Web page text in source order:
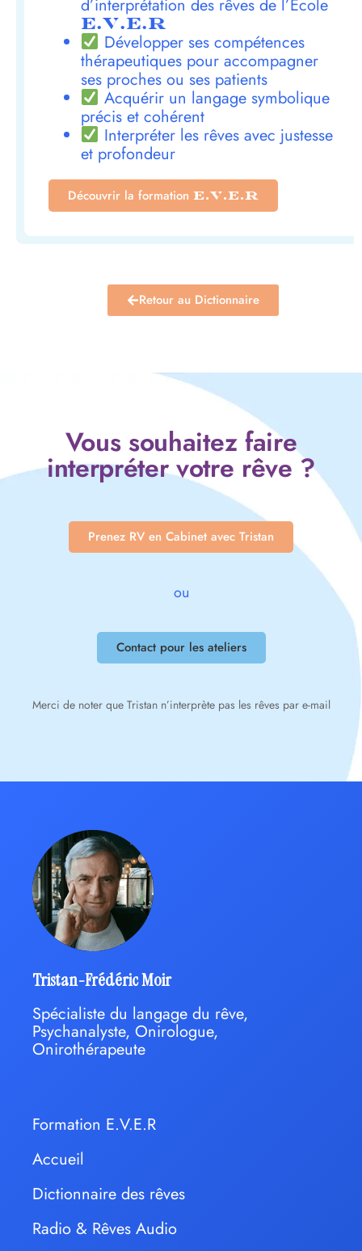
d’interprétation des rêves de l’École
E.V.E.R
Développer ses compétences
thérapeutiques pour accompagner
ses proches ou ses patients
Acquérir un langage symbolique
précis et cohérent
Interpréter les rêves avec justesse
et profondeur
Découvrir la formation E.V.E.R
Retour au Dictionnaire
Vous souhaitez faire
interpréter votre rêve ?
Prenez RV en Cabinet avec Tristan
ou
Contact pour les ateliers
Merci de noter que Tristan n’interprète pas les rêves par e-mail
Tristan-Frédéric Moir
Spécialiste du langage du rêve,
Psychanalyste, Onirologue,
Onirothérapeute
Formation E.V.E.R
Accueil
Dictionnaire des rêves
Radio & Rêves Audio